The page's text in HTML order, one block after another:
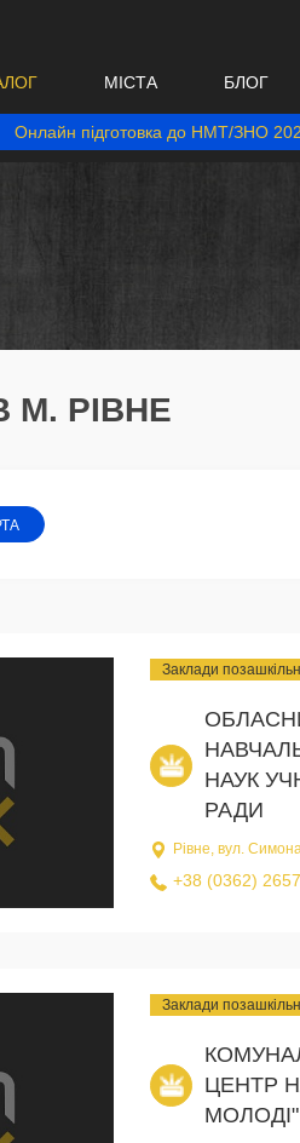
МІСТА БЛОГ
Онлайн підготовка до НМТ/ЗНО
М. РІВНЕ
Заклади
НАУК
РАДИ
Рівне, вул.
+38 (0362)
Заклади
ЦЕНТР